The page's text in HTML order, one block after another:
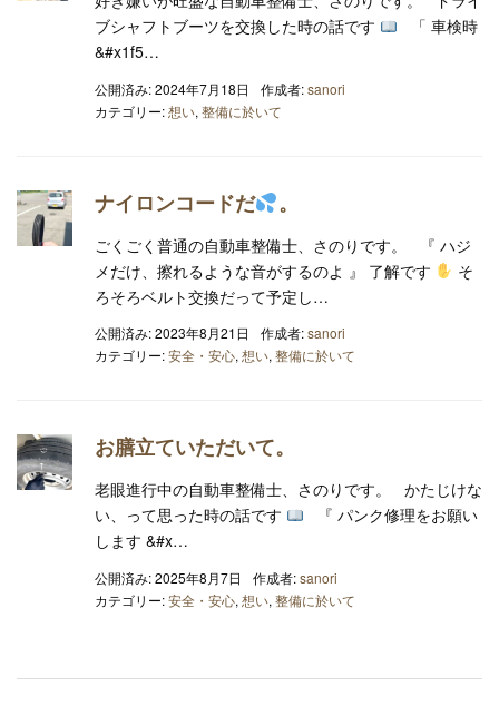
ブシャフトブーツを交換した時の話です
「 車検時
&#x1f5…
公開済み: 2024年7月18日 作成者:sanori
カテゴリー:想い, 整備に於いて
ナイロンコードだ 。
ごくごく普通の自動車整備士、さのりです。 『 ハジ
メだけ、擦れるような音がするのよ 』 了解です
そ
ろそろベルト交換だって予定し…
公開済み: 2023年8月21日 作成者:sanori
カテゴリー:安全・安心, 想い, 整備に於いて
お膳立ていただいて。
老眼進行中の自動車整備士、さのりです。 かたじけな
い、って思った時の話です
『 パンク修理をお願い
します &#x…
公開済み: 2025年8月7日 作成者:sanori
カテゴリー:安全・安心, 想い, 整備に於いて